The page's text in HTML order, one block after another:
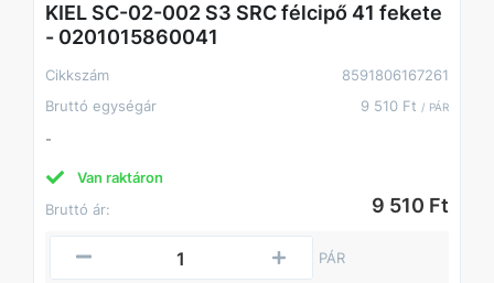
KIEL SC-02-002 S3 SRC félcipő 41 fekete
- 0201015860041
Cikkszám
8591806167261
Bruttó egységár
9 510 Ft / PÁR
-
Van raktáron
Bruttó ár:
9 510 Ft
PÁR